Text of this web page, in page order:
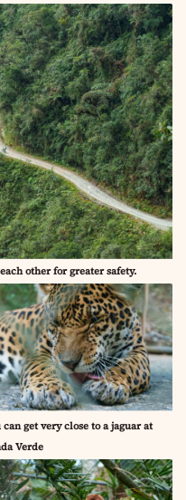
other for greater safety.
can get very close to a jaguar at
Verde